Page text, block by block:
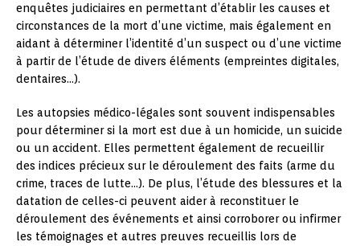
enquêtes judiciaires en permettant d’établir les causes et
circonstances de la mort d’une victime, mais également en
aidant à déterminer l’identité d’un suspect ou d’une victime
à partir de l’étude de divers éléments (empreintes digitales,
dentaires…).
Les autopsies médico-légales sont souvent indispensables
pour déterminer si la mort est due à un homicide, un suicide
ou un accident. Elles permettent également de recueillir
des indices précieux sur le déroulement des faits (arme du
crime, traces de lutte…). De plus, l’étude des blessures et la
datation de celles-ci peuvent aider à reconstituer le
déroulement des événements et ainsi corroborer ou infirmer
les témoignages et autres preuves recueillis lors de